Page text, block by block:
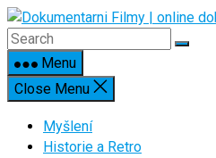
Skip
to
contentMenu
Close Menu
Myšlení
Historie a Retro